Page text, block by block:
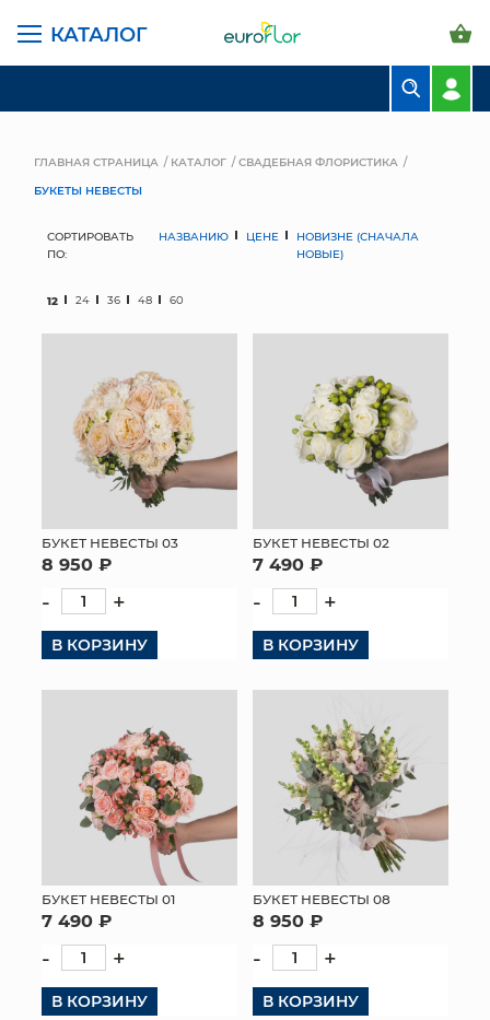
КАТАЛОГ
СВАДЕБНАЯ ФЛОРИСТИКА
ГОРШКИ И КАШПО
ГРУНТЫ И УДОБРЕНИЯ
ПРЕДМЕТЫ ИНТЕРЬЕРА
ВАЗЫ
МЯГКИЕ ИГРУШКИ
КОРЗИНЫ
ИСКУССТВЕННЫЕ ЦВЕТЫ
ПАКЕТЫ И СУМКИ
ПОДАРОЧНЫЕ КАРТЫ
ТОРГОВЫЙ ЦЕНТР
ОПТОВЫМ КЛИЕНТАМ
ДОСТАВКА И ОПЛАТА
КОНТАКТЫ
ГЛАВНАЯ СТРАНИЦА КАТАЛОГ
СВАДЕБНАЯ ФЛОРИСТИКА
БУКЕТЫ НЕВЕСТЫ
СОРТИРОВАТЬ
ПО:
НАЗВАНИЮ ЦЕНЕ
НОВИЗНЕ (СНАЧАЛА
НОВЫЕ)
12 24 36 48 60
БУКЕТ НЕВЕСТЫ 03
8 950 ₽
- +
В КОРЗИНУ
БУКЕТ НЕВЕСТЫ 02
7 490 ₽
- +
В КОРЗИНУ
БУКЕТ НЕВЕСТЫ 01
7 490 ₽
- +
В КОРЗИНУ
БУКЕТ НЕВЕСТЫ 08
8 950 ₽
- +
В КОРЗИНУ